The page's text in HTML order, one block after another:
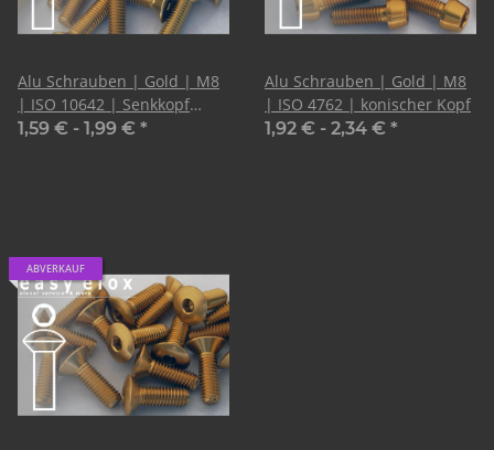
Alu Schrauben | Gold | M8
| ISO 10642 | Senkkopf
(CNC)
1,59 € - 1,99 € *
Alu Schrauben | Gold | M8
| ISO 4762 | konischer Kopf
1,92 € - 2,34 € *
ABVERKAUF